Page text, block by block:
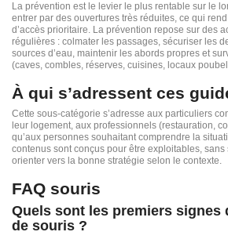
La prévention est le levier le plus rentable sur le
entrer par des ouvertures très réduites, ce qui
d’accès prioritaire. La prévention repose sur des
régulières : colmater les passages, sécuriser les
sources d’eau, maintenir les abords propres et
(caves, combles, réserves, cuisines, locaux
À qui s’adressent ces
Cette sous-catégorie s’adresse aux particuliers
leur logement, aux professionnels (restauration,
qu’aux personnes souhaitant comprendre la
contenus sont conçus pour être exploitables,
orienter vers la bonne stratégie selon le contexte.
FAQ souris
Quels sont les premiers signes
de souris ?